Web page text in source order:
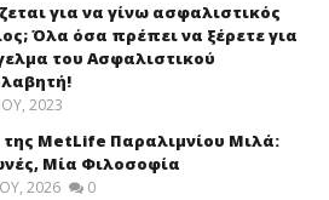
για να γίνω ασφαλιστικός
Όλα όσα πρέπει να ξέρετε για
του Ασφαλιστικού
2023
MetLife Παραλιμνίου Μιλά:
Μία Φιλοσοφία
2026 0